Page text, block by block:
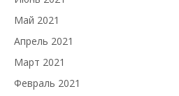
Май 2021
Апрель 2021
Март 2021
Февраль 2021